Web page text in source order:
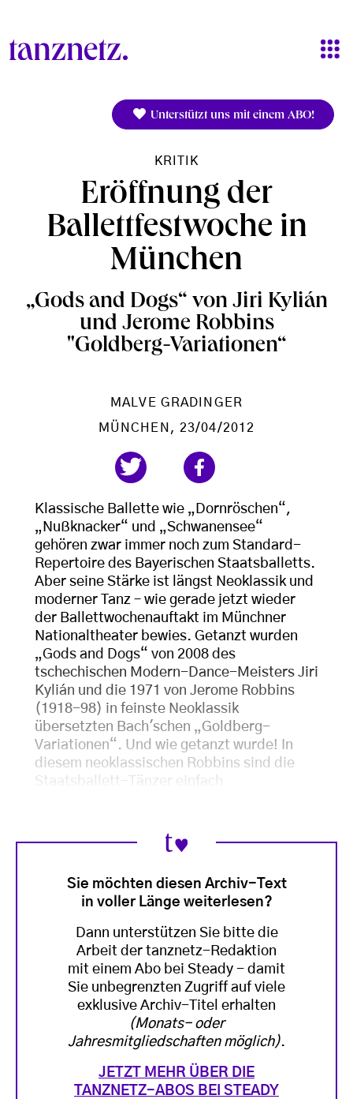
Unterstützt uns mit einem ABO!
KRITIK
Eröffnung der
Ballettfestwoche in
München
„Gods and Dogs“ von Jiri Kylián
und Jerome Robbins
"Goldberg-Variationen“
MALVE GRADINGER
MÜNCHEN , 23/04/2012
Klassische Ballette wie „Dornröschen“,
„Nußknacker“ und „Schwanensee“
gehören zwar immer noch zum Standard-
Repertoire des Bayerischen Staatsballetts.
Aber seine Stärke ist längst Neoklassik und
moderner Tanz – wie gerade jetzt wieder
der Ballettwochenauftakt im Münchner
Nationaltheater bewies. Getanzt wurden
„Gods and Dogs“ von 2008 des
tschechischen Modern-Dance-Meisters Jiri
Kylián und die 1971 von Jerome Robbins
(1918-98) in feinste Neoklassik
übersetzten Bach'schen „Goldberg-
Variationen“. Und wie getanzt wurde! In
diesem neoklassischen Robbins sind die
Staatsballett-Tänzer einfach
Sie möchten diesen Archiv-Text
in voller Länge weiterlesen?
Dann unterstützen Sie bitte die
Arbeit der tanznetz-Redaktion
mit einem Abo bei Steady - damit
Sie unbegrenzten Zugriff auf viele
exklusive Archiv-Titel erhalten
(Monats- oder
Jahresmitgliedschaften möglich).
JETZT MEHR ÜBER DIE
TANZNETZ-ABOS BEI STEADY